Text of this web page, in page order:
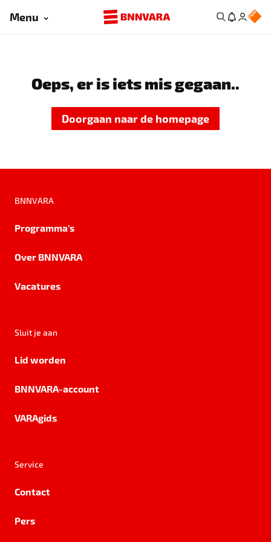
Menu
Oeps, er is iets mis gegaan..
Doorgaan naar de homepage
BNNVARA
Programma's
Over BNNVARA
Vacatures
Sluit je aan
Lid worden
BNNVARA-account
VARAgids
Service
Contact
Pers